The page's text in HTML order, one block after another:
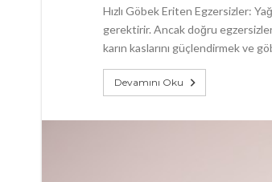
Hızlı Göbek Eriten Egzersizler:
gerektirir. Ancak doğru
karın kaslarını güçlendirmek ve
Devamını Oku